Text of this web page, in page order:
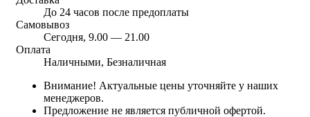
До 24 часов после предоплаты
Самовывоз
Сегодня, 9.00 — 21.00
Оплата
Наличными, Безналичная
Внимание! Актуальные цены уточняйте у наших
менеджеров.
Предложение не является публичной офертой.